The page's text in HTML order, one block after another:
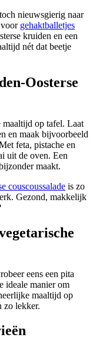
nieuwsgierig naar
voor gehaktballetjes
kruiden en een
nét dat beetje
Oosterse
op tafel. Laat
en maak bijvoorbeeld
feta, pistache en
uit de oven. Een
maakt.
couscoussalade is zo
Gezond, makkelijk
eens een pita
ideale manier om
maaltijd op
zo lekker.